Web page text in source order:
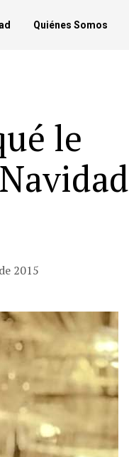
Quiénes Somos
le
2015